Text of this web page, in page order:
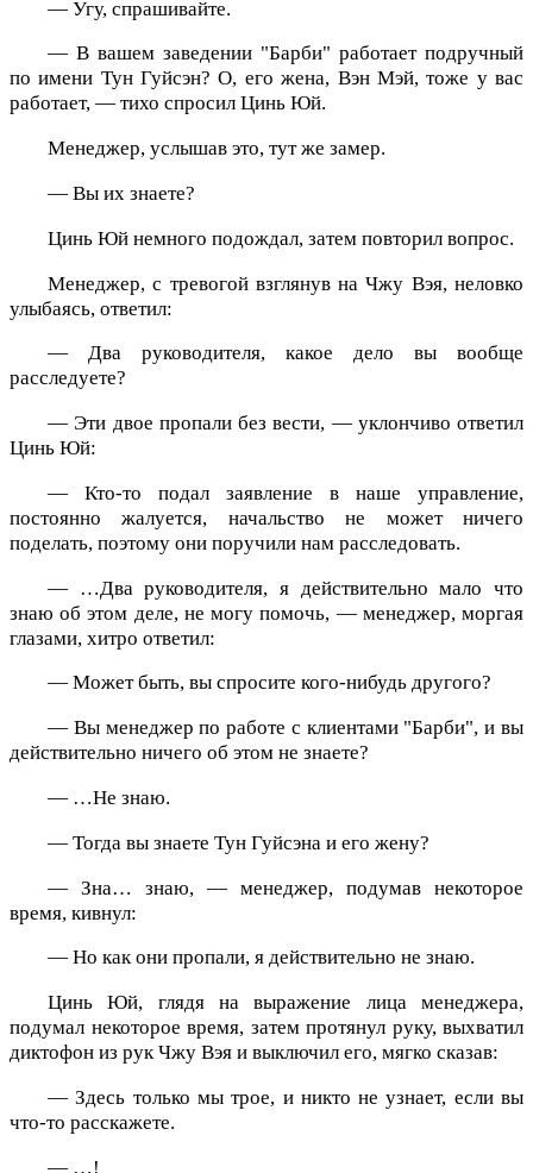
— Угу, спрашивайте.
— В вашем заведении "Барби" работает подручный
по имени Тун Гуйсэн? О, его жена, Вэн Мэй, тоже у вас
работает, — тихо спросил Цинь Юй.
Менеджер, услышав это, тут же замер.
— Вы их знаете?
Цинь Юй немного подождал, затем повторил вопрос.
Менеджер, с тревогой взглянув на Чжу Вэя, неловко
улыбаясь, ответил:
— Два руководителя, какое дело вы вообще
расследуете?
— Эти двое пропали без вести, — уклончиво ответил
Цинь Юй:
— Кто-то подал заявление в наше управление,
постоянно жалуется, начальство не может ничего
поделать, поэтому они поручили нам расследовать.
— …Два руководителя, я действительно мало что
знаю об этом деле, не могу помочь, — менеджер, моргая
глазами, хитро ответил:
— Может быть, вы спросите кого-нибудь другого?
— Вы менеджер по работе с клиентами "Барби", и вы
действительно ничего об этом не знаете?
— …Не знаю.
— Тогда вы знаете Тун Гуйсэна и его жену?
— Зна… знаю, — менеджер, подумав некоторое
время, кивнул:
— Но как они пропали, я действительно не знаю.
Цинь Юй, глядя на выражение лица менеджера,
подумал некоторое время, затем протянул руку, выхватил
диктофон из рук Чжу Вэя и выключил его, мягко сказав:
— Здесь только мы трое, и никто не узнает, если вы
что-то расскажете.
— …!